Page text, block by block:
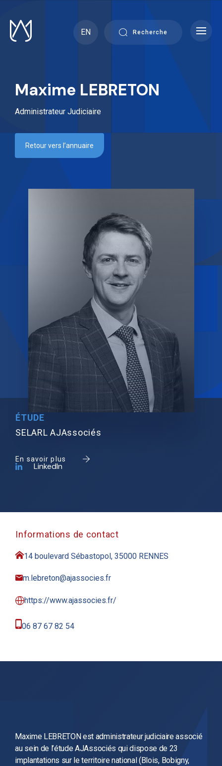
content
EN
Recherche
Maxime LEBRETON
Administrateur Judiciaire
Retour vers l’annuaire
ÉTUDE
SELARL AJAssociés
En savoir plus
LinkedIn
Informations de contact
14 boulevard Sébastopol, 35000 RENNES
m.lebreton@ajassocies.fr
https://www.ajassocies.fr/
06 87 67 82 54
Maxime LEBRETON est administrateur judiciaire associé
au sein de l’étude AJAssociés qui dispose de 23
implantations sur le territoire national (Blois, Bobigny,